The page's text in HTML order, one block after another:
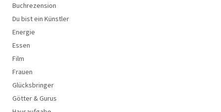
Buchrezension
Du bist ein Künstler
Energie
Essen
Film
Frauen
Glücksbringer
Götter & Gurus